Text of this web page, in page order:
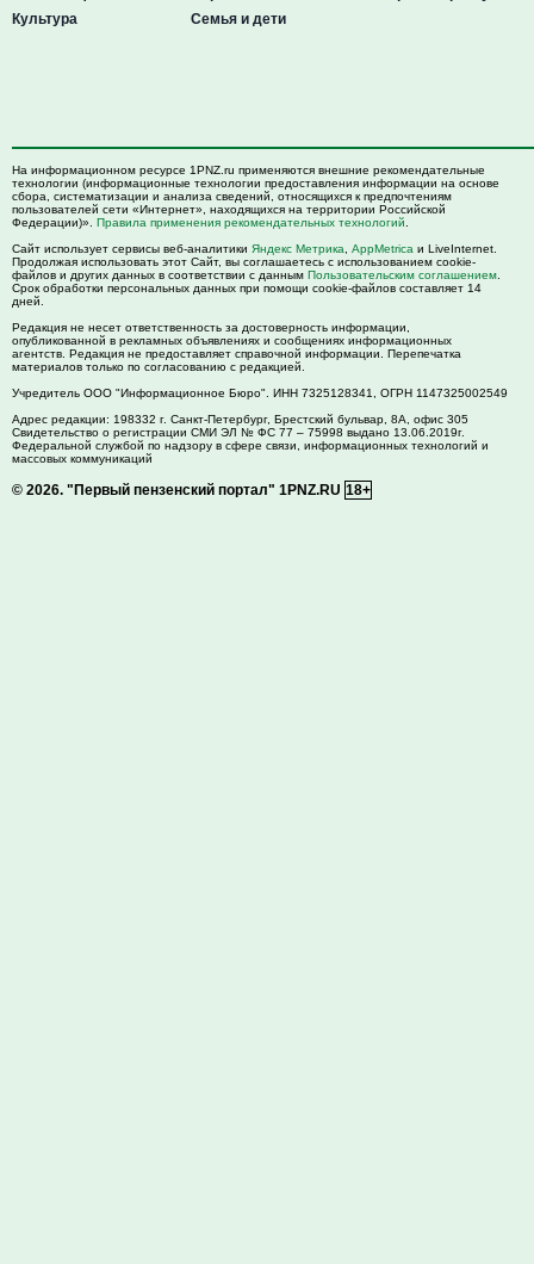
Культура
Семья и дети
На информационном ресурсе 1PNZ.ru применяются внешние рекомендательные
технологии (информационные технологии предоставления информации на основе
сбора, систематизации и анализа сведений, относящихся к предпочтениям
пользователей сети «Интернет», находящихся на территории Российской
Федерации)». Правила применения рекомендательных технологий
Сайт использует сервисы веб-аналитики Яндекс Метрика AppMetrica и LiveInternet.
Продолжая использовать этот Сайт, вы соглашаетесь с использованием cookie-
файлов и других данных в соответствии с данным Пользовательским соглашением
Срок обработки персональных данных при помощи cookie-файлов составляет 14
дней.
Редакция не несет ответственность за достоверность информации,
опубликованной в рекламных объявлениях и сообщениях информационных
агентств. Редакция не предоставляет справочной информации. Перепечатка
материалов только по согласованию с редакцией.
Учредитель ООО "Информационное Бюро". ИНН 7325128341, ОГРН 1147325002549
Адрес редакции: 198332 г. Санкт-Петербург, Брестский бульвар, 8А, офис 305
Свидетельство о регистрации СМИ ЭЛ № ФС 77 – 75998 выдано 13.06.2019г.
Федеральной службой по надзору в сфере связи, информационных технологий и
массовых коммуникаций
© 2026. "Первый пензенский портал" 1PNZ.RU 18+